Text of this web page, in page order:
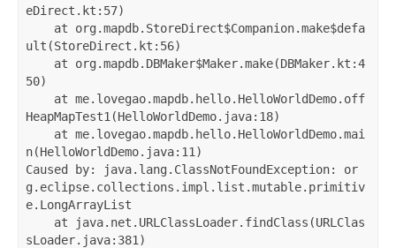
eDirect.kt:57)
ult(StoreDirect.kt:56)
50)
HeapMapTest1(HelloWorldDemo.java:18)
n(HelloWorldDemo.java:11)
Caused by: java.lang.ClassNotFoundException: or
g.eclipse.collections.impl.list.mutable.primitiv
e.LongArrayList
sLoader.java:381)